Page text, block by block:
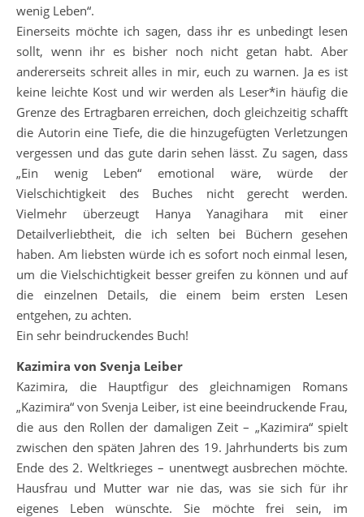
wenig Leben“.
Einerseits möchte ich sagen, dass ihr es unbedingt lesen
sollt, wenn ihr es bisher noch nicht getan habt. Aber
andererseits schreit alles in mir, euch zu warnen. Ja es ist
keine leichte Kost und wir werden als Leser*in häufig die
Grenze des Ertragbaren erreichen, doch gleichzeitig schafft
die Autorin eine Tiefe, die die hinzugefügten Verletzungen
vergessen und das gute darin sehen lässt. Zu sagen, dass
„Ein wenig Leben“ emotional wäre, würde der
Vielschichtigkeit des Buches nicht gerecht werden.
Vielmehr überzeugt Hanya Yanagihara mit einer
Detailverliebtheit, die ich selten bei Büchern gesehen
haben. Am liebsten würde ich es sofort noch einmal lesen,
um die Vielschichtigkeit besser greifen zu können und auf
die einzelnen Details, die einem beim ersten Lesen
entgehen, zu achten.
Ein sehr beindruckendes Buch!
Kazimira von Svenja Leiber
Kazimira, die Hauptfigur des gleichnamigen Romans
„Kazimira“ von Svenja Leiber, ist eine beeindruckende Frau,
die aus den Rollen der damaligen Zeit – „Kazimira“ spielt
zwischen den späten Jahren des 19. Jahrhunderts bis zum
Ende des 2. Weltkrieges – unentwegt ausbrechen möchte.
Hausfrau und Mutter war nie das, was sie sich für ihr
eigenes Leben wünschte. Sie möchte frei sein, im